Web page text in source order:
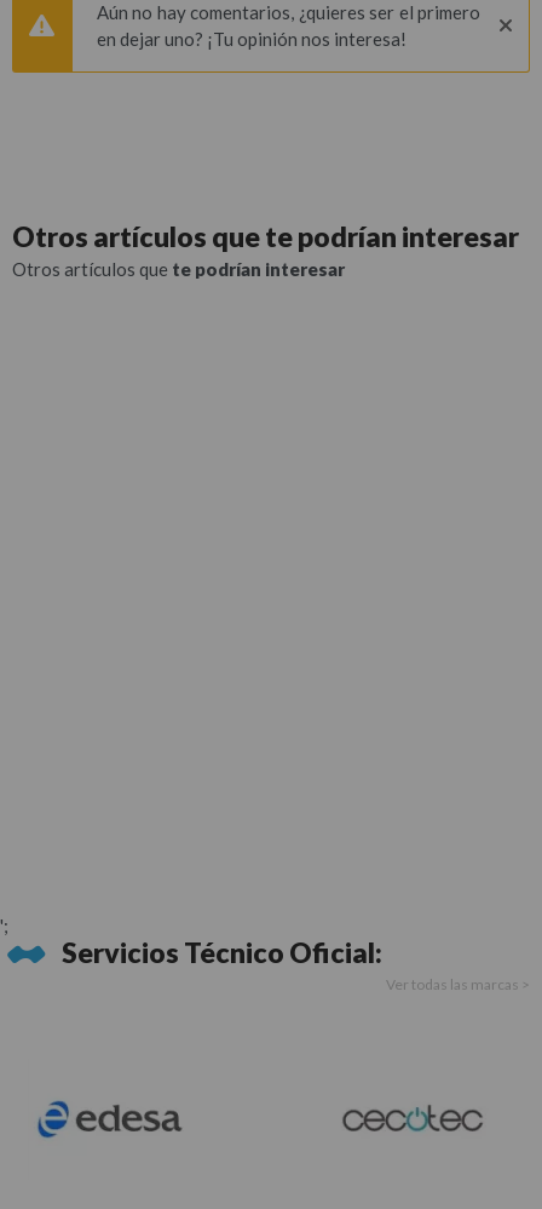
Aún no hay comentarios, ¿quieres ser el primero
en dejar uno? ¡Tu opinión nos interesa!
Otros artículos quete podrían interesar
Otros artículos que te podrían interesar
';
Servicios Técnico Oficial:
Ver todas las marcas >